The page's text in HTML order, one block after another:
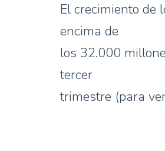
El crecimiento de
encima de
los 32.000
tercer
trimestre (para